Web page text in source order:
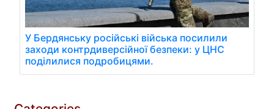
У Бердянську російські війська посилили
заходи контрдиверсійної безпеки: у ЦНС
поділилися подробицями.